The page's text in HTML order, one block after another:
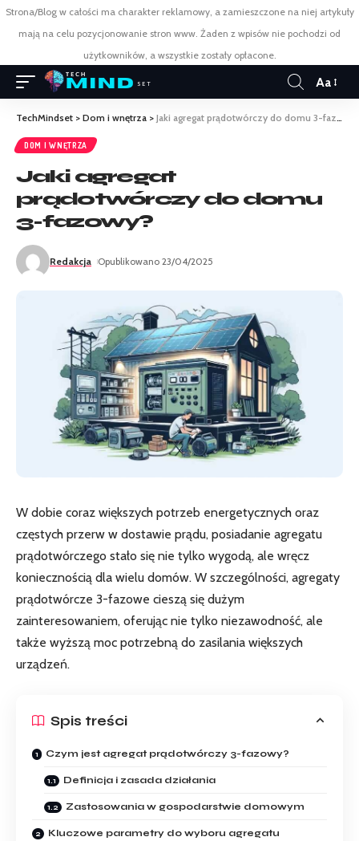
Strona/Blog w całości ma charakter reklamowy, a zamieszczone na niej artykuły
mają na celu pozycjonowanie stron www. Żaden z wpisów nie pochodzi od
użytkowników, a wszystkie zostały opłacone.
Aa
TechMindset > Dom i wnętrza > Jaki agregat prądotwórczy do domu 3-fazowy?
DOM I WNĘTRZA
Jaki agregat
prądotwórczy do domu
3-fazowy?
Redakcja Opublikowano 23/04/2025
W dobie coraz większych potrzeb energetycznych oraz
częstych przerw w dostawie prądu, posiadanie agregatu
prądotwórczego stało się nie tylko wygodą, ale wręcz
koniecznością dla wielu domów. W szczególności, agregaty
prądotwórcze 3-fazowe cieszą się dużym
zainteresowaniem, oferując nie tylko niezawodność, ale
także wyższą moc potrzebną do zasilania większych
urządzeń.
Spis treści
Czym jest agregat prądotwórczy 3-fazowy?
Definicja i zasada działania
Zastosowania w gospodarstwie domowym
Kluczowe parametry do wyboru agregatu